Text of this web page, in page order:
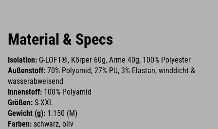
Material & Specs
Isolation: G-LOFT®, Körper 60g, Arme 40g, 100% Polyester
Außenstoff: 70% Polyamid, 27% PU, 3% Elastan, winddicht &
wasserabweisend
Innenstoff: 100% Polyamid
Größen: S-XXL
Gewicht (g): 1.150 (M)
Farben: schwarz, oliv